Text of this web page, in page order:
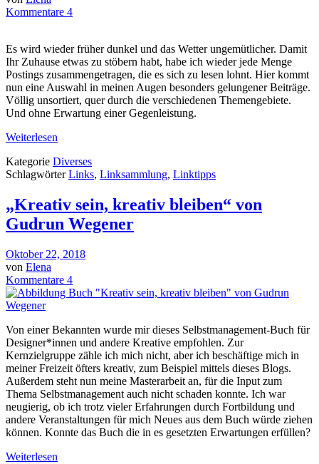
Kommentare 4
Es wird wieder früher dunkel und das Wetter ungemütlicher. Damit
Ihr Zuhause etwas zu stöbern habt, habe ich wieder jede Menge
Postings zusammengetragen, die es sich zu lesen lohnt. Hier kommt
nun eine Auswahl in meinen Augen besonders gelungener Beiträge.
Völlig unsortiert, quer durch die verschiedenen Themengebiete.
Und ohne Erwartung einer Gegenleistung.
Weiterlesen
Kategorie Diverses
SchlagwörterLinks, Linksammlung, Linktipps
„Kreativ sein, kreativ bleiben“ von
Gudrun Wegener
Oktober 22, 2018
von Elena
Kommentare 4
Von einer Bekannten wurde mir dieses Selbstmanagement-Buch für
Designer*innen und andere Kreative empfohlen. Zur
Kernzielgruppe zähle ich mich nicht, aber ich beschäftige mich in
meiner Freizeit öfters kreativ, zum Beispiel mittels dieses Blogs.
Außerdem steht nun meine Masterarbeit an, für die Input zum
Thema Selbstmanagement auch nicht schaden konnte. Ich war
neugierig, ob ich trotz vieler Erfahrungen durch Fortbildung und
andere Veranstaltungen für mich Neues aus dem Buch würde ziehen
können. Konnte das Buch die in es gesetzten Erwartungen erfüllen?
Weiterlesen